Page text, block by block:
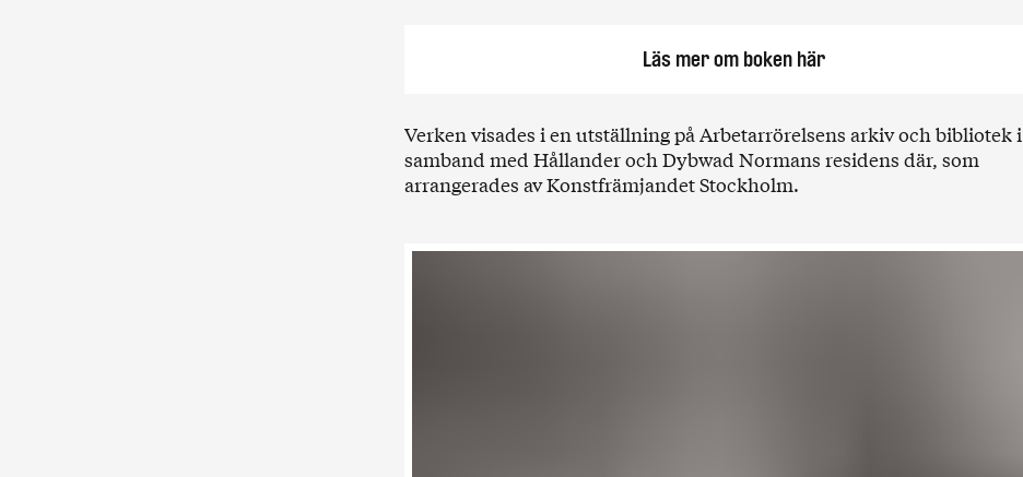
Läs mer om boken här
Verken visades i en utställning på Arbetarrörelsens arkiv och bibliotek i
samband med Hållander och Dybwad Normans residens där, som
arrangerades av Konstfrämjandet Stockholm.